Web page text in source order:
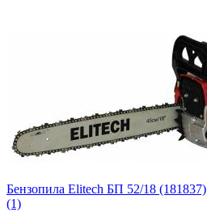
Бензопила Elitech БП 52/18 (181837)
(1)